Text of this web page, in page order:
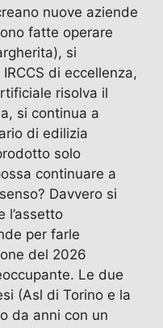
nuove aziende
fatte operare
si
di eccellenza,
risolva il
si continua a
di edilizia
solo
continuare a
Davvero si
l’assetto
per farle
del 2026
Le due
(Asl di Torino e la
da anni con un